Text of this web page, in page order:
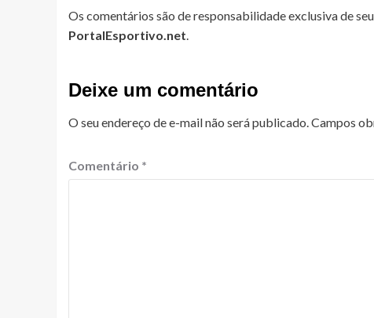
Os comentários são de responsabilidade exclusiva de
PortalEsportivo.net.
Deixe um comentário
O seu endereço de e-mail não será publicado.Campos
Comentário *